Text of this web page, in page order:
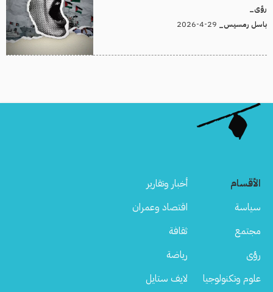
رؤى_
باسل رمسيس_
الأقسام
أخبار وتقارير
سياسة
اقتصاد وعمران
مجتمع
ثقافة
رؤى
رياضة
علوم وتكنولوجيا
لايف ستايل